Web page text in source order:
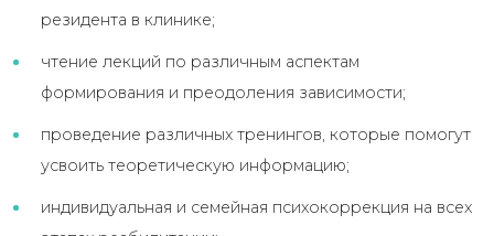
резидента в клинике;
чтение лекций по различным аспектам
формирования и преодоления зависимости;
проведение различных тренингов, которые помогут
усвоить теоретическую информацию;
индивидуальная и семейная психокоррекция на всех